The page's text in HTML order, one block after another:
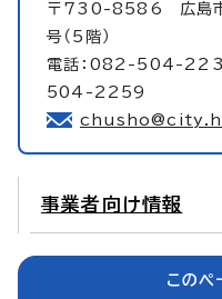
〒730-8586 広島市
号（5階）
電話：082-504-
504-2259
事業者向け情報
このペ